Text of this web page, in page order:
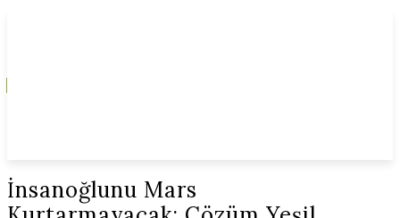
İnsanoğlunu Mars